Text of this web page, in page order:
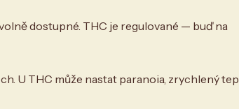
dostupné. THC je regulované — buď na
U THC může nastat paranoia, zrychlený tep